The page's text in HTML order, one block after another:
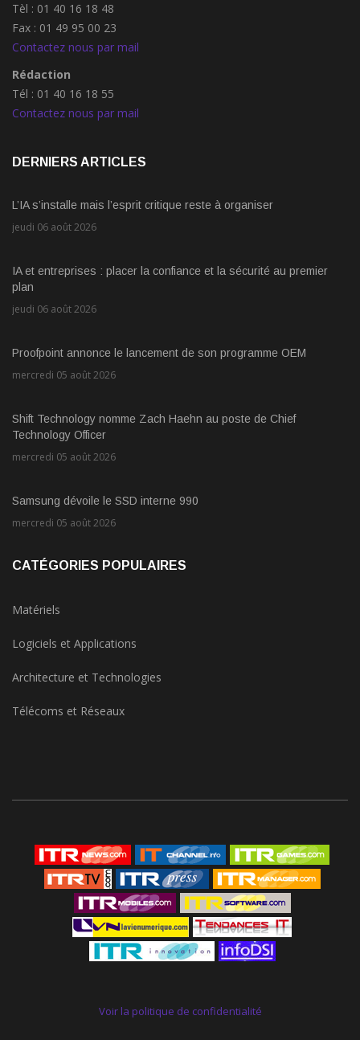
Tèl : 01 40 16 18 48
Fax : 01 49 95 00 23
Contactez nous par mail
Rédaction
Tél : 01 40 16 18 55
Contactez nous par mail
DERNIERS ARTICLES
L’IA s’installe mais l’esprit critique reste à organiser
jeudi 06 août 2026
IA et entreprises : placer la confiance et la sécurité au premier
plan
jeudi 06 août 2026
Proofpoint annonce le lancement de son programme OEM
mercredi 05 août 2026
Shift Technology nomme Zach Haehn au poste de Chief
Technology Officer
mercredi 05 août 2026
Samsung dévoile le SSD interne 990
mercredi 05 août 2026
CATÉGORIES POPULAIRES
Matériels
Logiciels et Applications
Architecture et Technologies
Télécoms et Réseaux
Voir la politique de confidentialité